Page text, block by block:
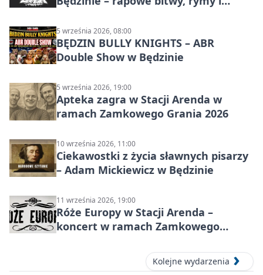
5 września 2026, 08:00
BĘDZIN BULLY KNIGHTS – ABR
Double Show w Będzinie
5 września 2026, 19:00
Apteka zagra w Stacji Arenda w
ramach Zamkowego Grania 2026
10 września 2026, 11:00
Ciekawostki z życia sławnych pisarzy
– Adam Mickiewicz w Będzinie
11 września 2026, 19:00
Róże Europy w Stacji Arenda –
koncert w ramach Zamkowego
Kolejne wydarzenia